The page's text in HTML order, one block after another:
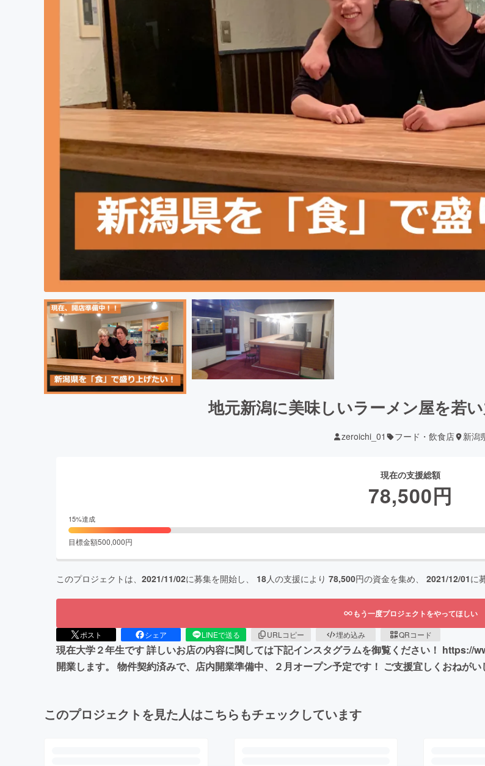
地元新潟に美味しいラーメン屋を若
zeroichi_01 フード・飲食店 新潟
現在の支援総額
78,500円
15%達成
目標金額500,000円
このプロジェクトは、 2021/11/02に募集を開始し、 18人の支援により 78,500円の資金を集め、 2021/12/01に
もう一度プロジェクトをやってほしい
ポスト シェア LINEで送る URLコピー 埋め込み QRコード
現在大学２年生です 詳しいお店の内容に関しては下記インスタグラムを御覧ください！
開業します。 物件契約済みで、店内開業準備中、２月オープン予定です！ ご支援宜しくおねがい
このプロジェクトを見た人はこちらもチェックしています